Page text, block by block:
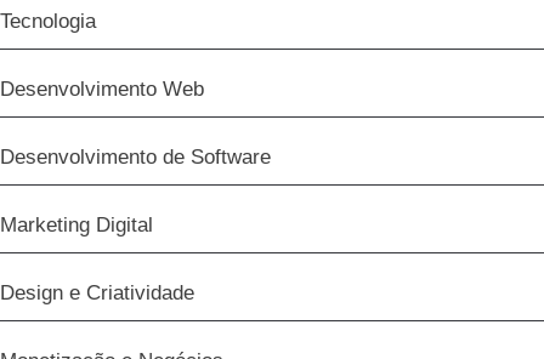
Tecnologia
Desenvolvimento Web
Desenvolvimento de Software
Marketing Digital
Design e Criatividade